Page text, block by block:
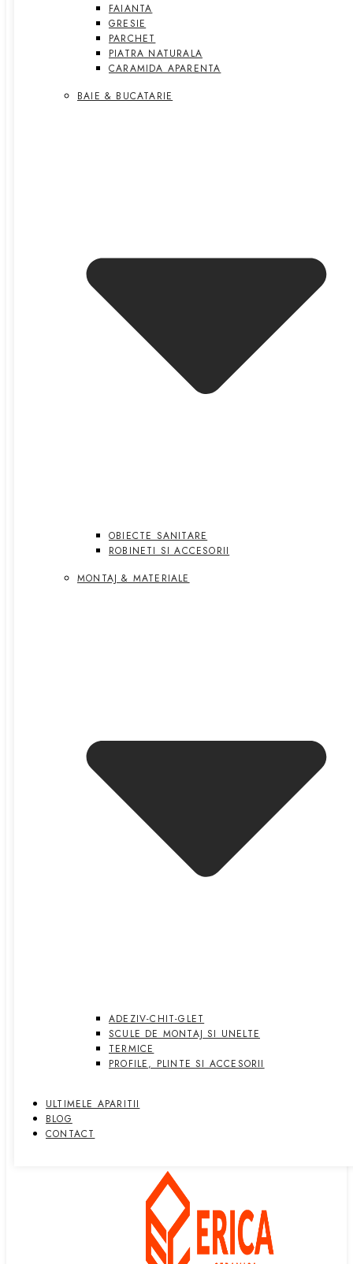
FAIANTA
GRESIE
PARCHET
PIATRA NATURALA
CARAMIDA APARENTA
BAIE & BUCATARIE
OBIECTE SANITARE
ROBINETI SI ACCESORII
MONTAJ & MATERIALE
ADEZIV-CHIT-GLET
SCULE DE MONTAJ SI UNELTE
TERMICE
PROFILE, PLINTE SI ACCESORII
ULTIMELE APARITII
BLOG
CONTACT